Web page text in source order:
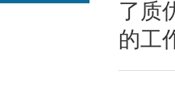
了质
的工